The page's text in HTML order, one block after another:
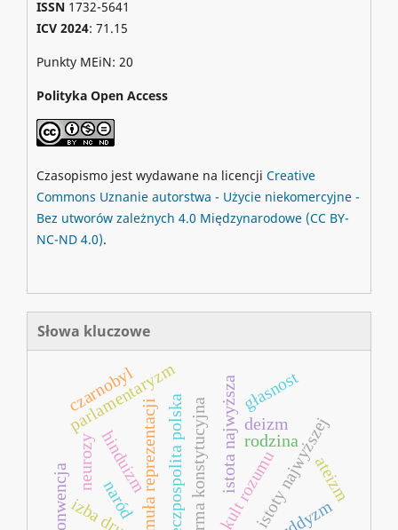
ISSN1732-5641
ICV 2024: 71.15
Punkty MEiN: 20
Polityka Open Access
Czasopismo jest wydawane na licencji Creative
Commons Uznanie autorstwa - Użycie niekomercyjne -
Bez utworów zależnych 4.0 Międzynarodowe (CC BY-
NC-ND 4.0).
Słowa kluczowe
rodzina
reforma konstytucyjnaistota najwyższakult istoty najwyższej
kult rozumu
ii rzeczpospolita polska
formuła reprezentacji
parlamentaryzm
hinduizm
czarnobyl
konwencja
deizm
głasnost
neurozy ateizm
naród